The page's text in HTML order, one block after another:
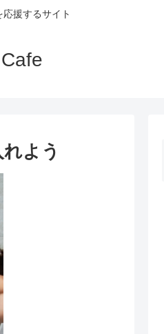
援するサイト
よう